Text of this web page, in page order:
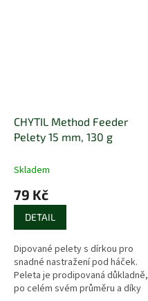
CHYTIL Method Feeder
Pelety 15 mm, 130 g
Skladem
79 Kč
DETAIL
Dipované pelety s dírkou pro
snadné nastražení pod háček.
Peleta je prodipovaná důkladně,
po celém svém průměru a díky